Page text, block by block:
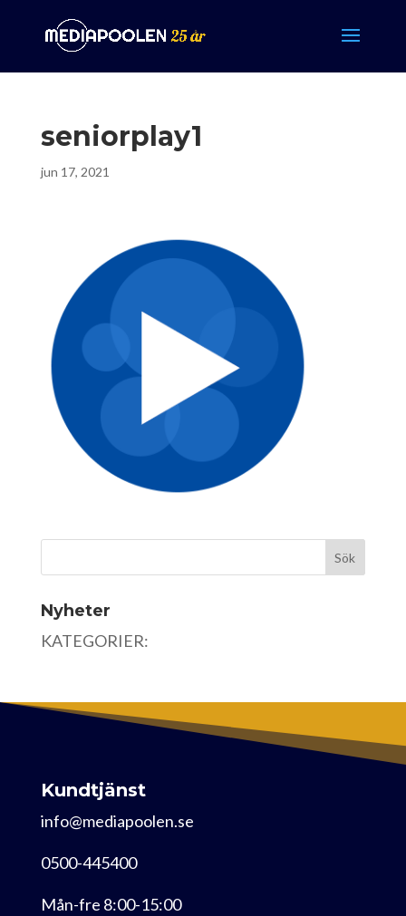
seniorplay1
jun 17, 2021
Nyheter
KATEGORIER:
Kundtjänst
info@mediapoolen.se
0500-445400
Mån-fre 8:00-15:00